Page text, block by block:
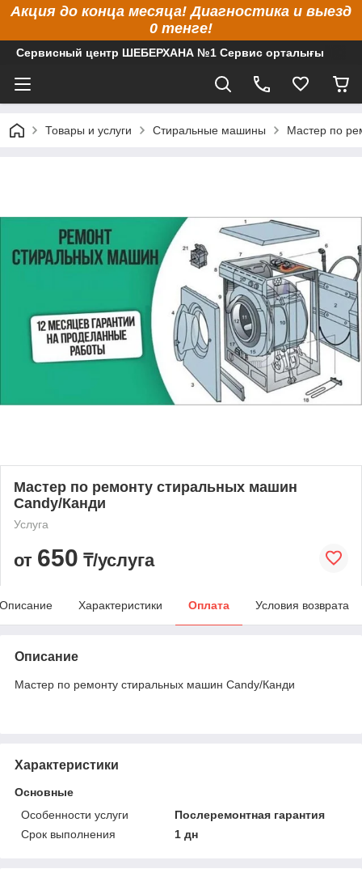
Акция до конца месяца! Диагностика и выезд
0 тенге!
Сервисный центр ШЕБЕРХАНА №1 Сервис орталығы
Товары и услуги Стиральные машины Мастер по
Мастер по ремонту стиральных машин
Candy/Канди
Услуга
от 650 ₸/услуга
Описание Характеристики Оплата Условия возврата
Описание
Мастер по ремонту стиральных машин Candy/Канди
Характеристики
Основные
Особенности услуги
Послеремонтная гарантия
Срок выполнения
1 дн